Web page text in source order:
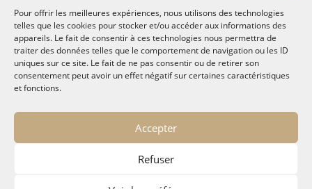
Pour offrir les meilleures expériences, nous utilisons des technologies
telles que les cookies pour stocker et/ou accéder aux informations des
appareils. Le fait de consentir à ces technologies nous permettra de
traiter des données telles que le comportement de navigation ou les ID
uniques sur ce site. Le fait de ne pas consentir ou de retirer son
consentement peut avoir un effet négatif sur certaines caractéristiques
et fonctions.
Accepter
Refuser
© MALTAE, Mémoire A Lire, Territoire A l'Ecoute / 1995-
2025
32, chemin Saint Lazare - Hyères 83400
maltae2(arobase)gmail.com